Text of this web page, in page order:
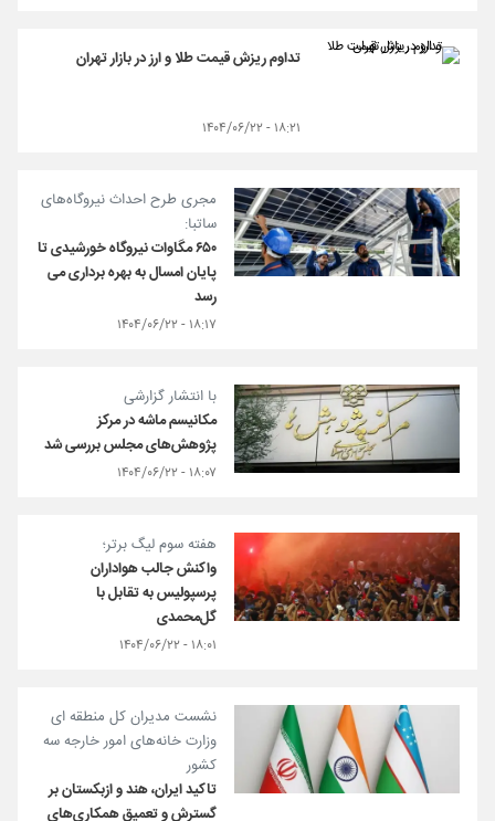
تداوم ریزش قیمت طلا و ارز در بازار تهران
۱۸:۲۱ - ۱۴۰۴/۰۶/۲۲
مجری طرح احداث نیروگاه‌های
ساتبا:
۶۵۰ مگاوات نیروگاه خورشیدی تا
پایان امسال به بهره برداری می
رسد
۱۸:۱۷ - ۱۴۰۴/۰۶/۲۲
با انتشار گزارشی
مکانیسم ماشه در مرکز
پژوهش‌های مجلس بررسی شد
۱۸:۰۷ - ۱۴۰۴/۰۶/۲۲
هفته سوم لیگ برتر؛
واکنش جالب هواداران
پرسپولیس به تقابل با
گل‌محمدی
۱۸:۰۱ - ۱۴۰۴/۰۶/۲۲
نشست مدیران کل منطقه ای
وزارت خانه‌های امور خارجه سه
کشور
تاکید ایران، هند و ازبکستان بر
گسترش و تعمیق همکاری‌های